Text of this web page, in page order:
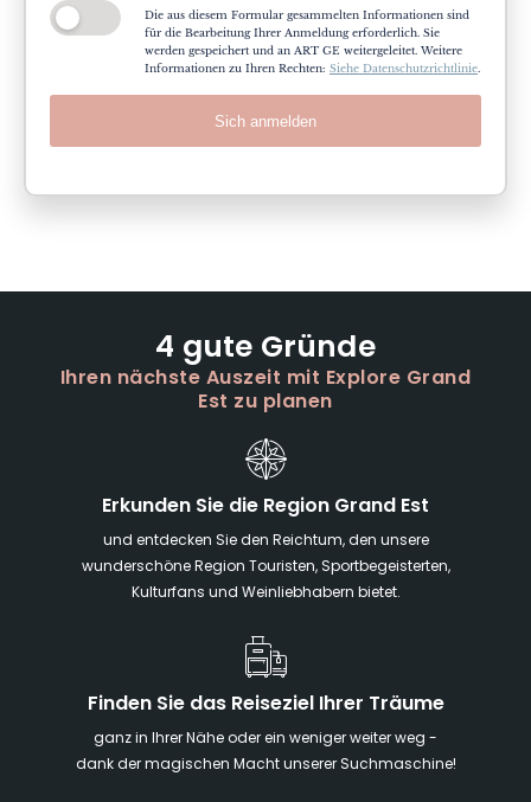
Die aus diesem Formular gesammelten Informationen sind
für die Bearbeitung Ihrer Anmeldung erforderlich. Sie
werden gespeichert und an ART GE weitergeleitet. Weitere
Informationen zu Ihren Rechten: Siehe Datenschutzrichtlinie.
Sich anmelden
4 gute Gründe
Ihren nächste Auszeit mit Explore Grand
Est zu planen
Erkunden Sie die Region Grand Est
und entdecken Sie den Reichtum, den unsere
wunderschöne Region Touristen, Sportbegeisterten,
Kulturfans und Weinliebhabern bietet.
Finden Sie das Reiseziel Ihrer Träume
ganz in Ihrer Nähe oder ein weniger weiter weg -
dank der magischen Macht unserer Suchmaschine!